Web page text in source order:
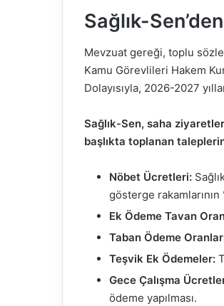
Sağlık-
Mevzuat gereği, toplu
Kamu Görevlileri Hakem
Dolayısıyla, 2026-2027
Sağlık-Sen, saha
başlıkta toplanan
Nöbet Ücretleri:
gösterge rakamlarının
Ek Ödeme Tavan
Taban Ödeme
Teşvik Ek Ödemeler:
Gece Çalışma
ödeme yapılması.